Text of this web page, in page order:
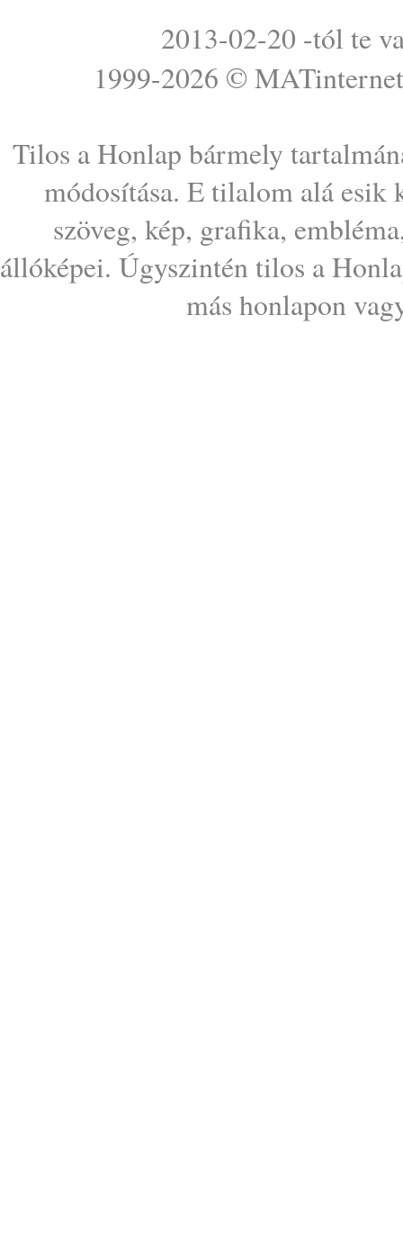
2013-02-20 -tól te
1999-2026 © MATinternet
Tilos a Honlap bármely
módosítása. E tilalom alá esik
szöveg, kép, grafika,
állóképei. Úgyszintén tilos a
más honlapon